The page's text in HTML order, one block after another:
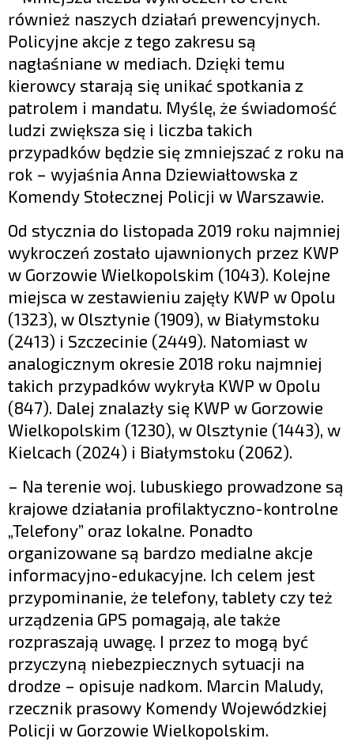
również naszych działań prewencyjnych.
Policyjne akcje z tego zakresu są
nagłaśniane w mediach. Dzięki temu
kierowcy starają się unikać spotkania z
patrolem i mandatu. Myślę, że świadomość
ludzi zwiększa się i liczba takich
przypadków będzie się zmniejszać z roku na
rok – wyjaśnia Anna Dziewiałtowska z
Komendy Stołecznej Policji w Warszawie.
Od stycznia do listopada 2019 roku najmniej
wykroczeń zostało ujawnionych przez KWP
w Gorzowie Wielkopolskim (1043). Kolejne
miejsca w zestawieniu zajęły KWP w Opolu
(1323), w Olsztynie (1909), w Białymstoku
(2413) i Szczecinie (2449). Natomiast w
analogicznym okresie 2018 roku najmniej
takich przypadków wykryła KWP w Opolu
(847). Dalej znalazły się KWP w Gorzowie
Wielkopolskim (1230), w Olsztynie (1443), w
Kielcach (2024) i Białymstoku (2062).
– Na terenie woj. lubuskiego prowadzone są
krajowe działania profilaktyczno-kontrolne
„Telefony” oraz lokalne. Ponadto
organizowane są bardzo medialne akcje
informacyjno-edukacyjne. Ich celem jest
przypominanie, że telefony, tablety czy też
urządzenia GPS pomagają, ale także
rozpraszają uwagę. I przez to mogą być
przyczyną niebezpiecznych sytuacji na
drodze – opisuje nadkom. Marcin Maludy,
rzecznik prasowy Komendy Wojewódzkiej
Policji w Gorzowie Wielkopolskim.